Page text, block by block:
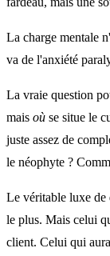
La charge mentale
va de l'anxiété
La vraie question
mais où se situe le
juste assez de
le néophyte ?
Le véritable luxe de
le plus. Mais celui
client. Celui qui